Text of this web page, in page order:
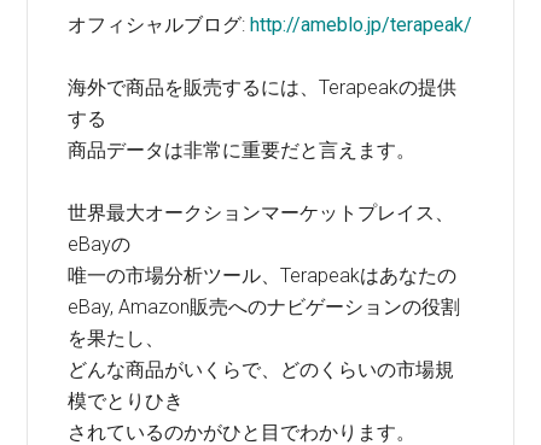
オフィシャルブログ:http://ameblo.jp/terapeak/
海外で商品を販売するには、Terapeakの提供
する
商品データは非常に重要だと言えます。
世界最大オークションマーケットプレイス、
eBayの
唯一の市場分析ツール、Terapeakはあなたの
eBay, Amazon販売へのナビゲーションの役割
を果たし、
どんな商品がいくらで、どのくらいの市場規
模でとりひき
されているのかがひと目でわかります。